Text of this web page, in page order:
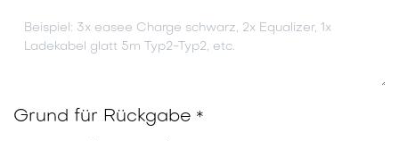
Grund für Rückgabe *